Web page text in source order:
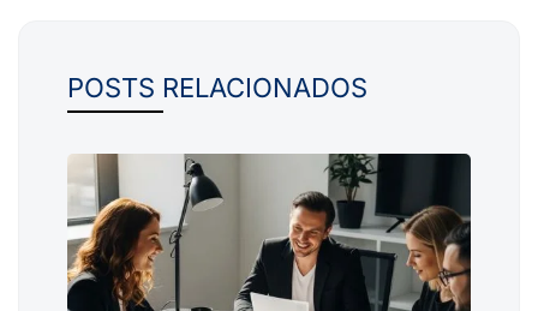
POSTS RELACIONADOS